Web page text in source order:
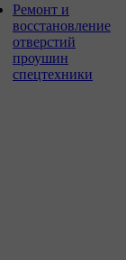
Ремонт и
восстановление
отверстий
проушин
спецтехники